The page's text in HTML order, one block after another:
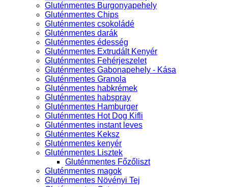
Gluténmentes Burgonyapehely
Gluténmentes Chips
Gluténmentes csokoládé
Gluténmentes darák
Gluténmentes édesség
Gluténmentes Extrudált Kenyér
Gluténmentes Fehérjeszelet
Gluténmentes Gabonapehely - Kása
Gluténmentes Granola
Gluténmentes habkrémek
Gluténmentes habspray
Gluténmentes Hamburger
Gluténmentes Hot Dog Kifli
Gluténmentes instant leves
Gluténmentes Keksz
Gluténmentes kenyér
Gluténmentes Lisztek
Gluténmentes Főzőliszt
Gluténmentes magok
Gluténmentes Növényi Tej